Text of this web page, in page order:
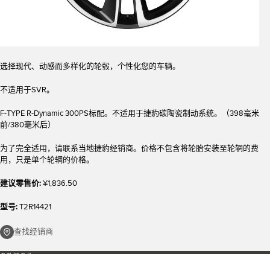
选择现代、动感而多样化的轮毂，个性化您的车辆。
不适用于SVR。
F-TYPE R-Dynamic 300PS标配。不适用于捷豹碳陶瓷制动系统。（398毫米
前/380毫米后）
为了完全适用，请联系当地捷豹经销商。价格不包含将轮胎安装至轮辋的费
用，只是单个轮辋的价格。
建议零售价:¥1,836.50
型号:T2R14421
查找经销商